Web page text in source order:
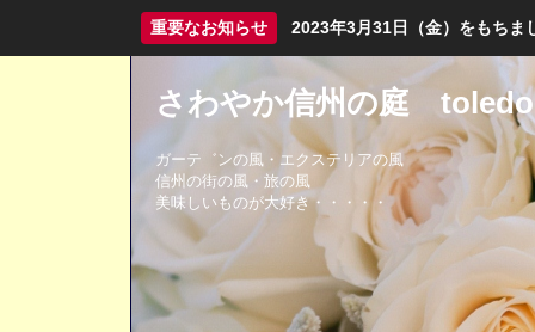
重要なお知らせ 2023年3月31日（金）をもちま
さわやか信州の庭 toledo
ガーテ゛ンの風・エクステリアの風
信州の街の風・旅の風
美味しいものが大好き・・・・・